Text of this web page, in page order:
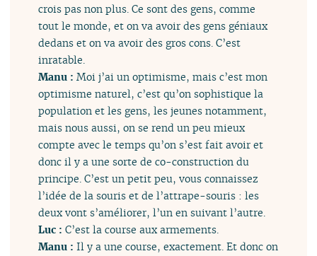
crois pas non plus. Ce sont des gens, comme
tout le monde, et on va avoir des gens géniaux
dedans et on va avoir des gros cons. C’est
inratable.
Manu :Moi j’ai un optimisme, mais c’est mon
optimisme naturel, c’est qu’on sophistique la
population et les gens, les jeunes notamment,
mais nous aussi, on se rend un peu mieux
compte avec le temps qu’on s’est fait avoir et
donc il y a une sorte de co-construction du
principe. C’est un petit peu, vous connaissez
l’idée de la souris et de l’attrape-souris : les
deux vont s’améliorer, l’un en suivant l’autre.
Luc :C’est la course aux armements.
Manu :Il y a une course, exactement. Et donc on